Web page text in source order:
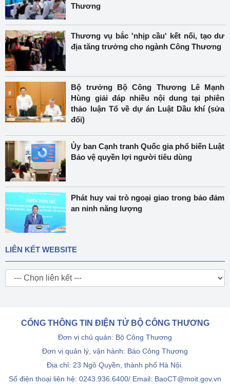
Thương
Thương vụ bắc 'nhịp cầu' kết nối, tạo dư
địa tăng trưởng cho ngành Công Thương
Bộ trưởng Bộ Công Thương Lê Mạnh
Hùng giải đáp nhiều nội dung tại phiên
thảo luận Tổ về dự án Luật Dầu khí (sửa
đổi)
Ủy ban Cạnh tranh Quốc gia phổ biến Luật
Bảo vệ quyền lợi người tiêu dùng
Phát huy vai trò ngoại giao trong bảo đảm
an ninh năng lượng
LIÊN KẾT WEBSITE
CỔNG THÔNG TIN ĐIỆN TỬ BỘ CÔNG THƯƠNG
Đơn vị chủ quản: Bộ Công Thương
Đơn vị quản lý, vận hành: Báo Công Thương
Địa chỉ: 23 Ngô Quyền, thành phố Hà Nội.
Số điện thoại liên hệ: 0243.936.6400/ Email: BaoCT@moit.gov.vn